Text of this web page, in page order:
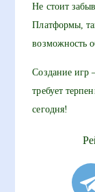
Не стоит
Платформы,
возможность
Создание игр
требует
сегодня!